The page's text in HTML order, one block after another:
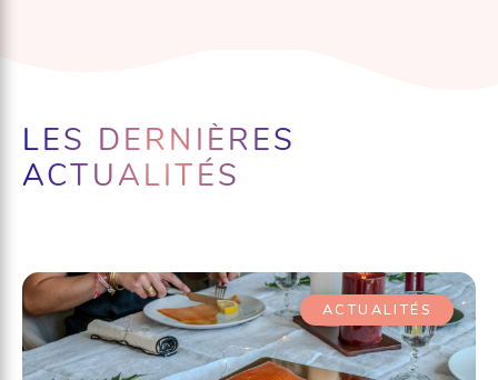
LES DERNIÈRES
ACTUALITÉS
ACTUALITÉS